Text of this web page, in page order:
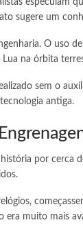
especulam
sugere um
O uso
na órbita
sem o
antiga.
por cerca
muito mais